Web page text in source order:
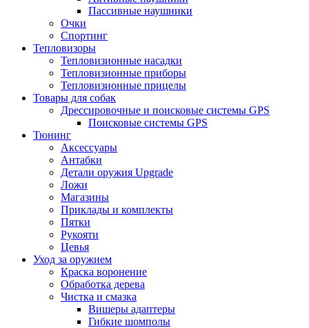
Пассивные наушники
Очки
Спортинг
Тепловизоры
Тепловизионные насадки
Тепловизионные приборы
Тепловизионные прицелы
Товары для собак
Дрессировочные и поисковые системы GPS
Поисковые системы GPS
Тюнинг
Аксессуары
Антабки
Детали оружия Upgrade
Ложи
Магазины
Приклады и комплекты
Пятки
Рукояти
Цевья
Уход за оружием
Краска воронение
Обработка дерева
Чистка и смазка
Вишеры адаптеры
Гибкие шомполы